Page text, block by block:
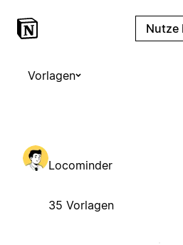
Nutze
Vorlagen
Locominder
35 Vorlagen